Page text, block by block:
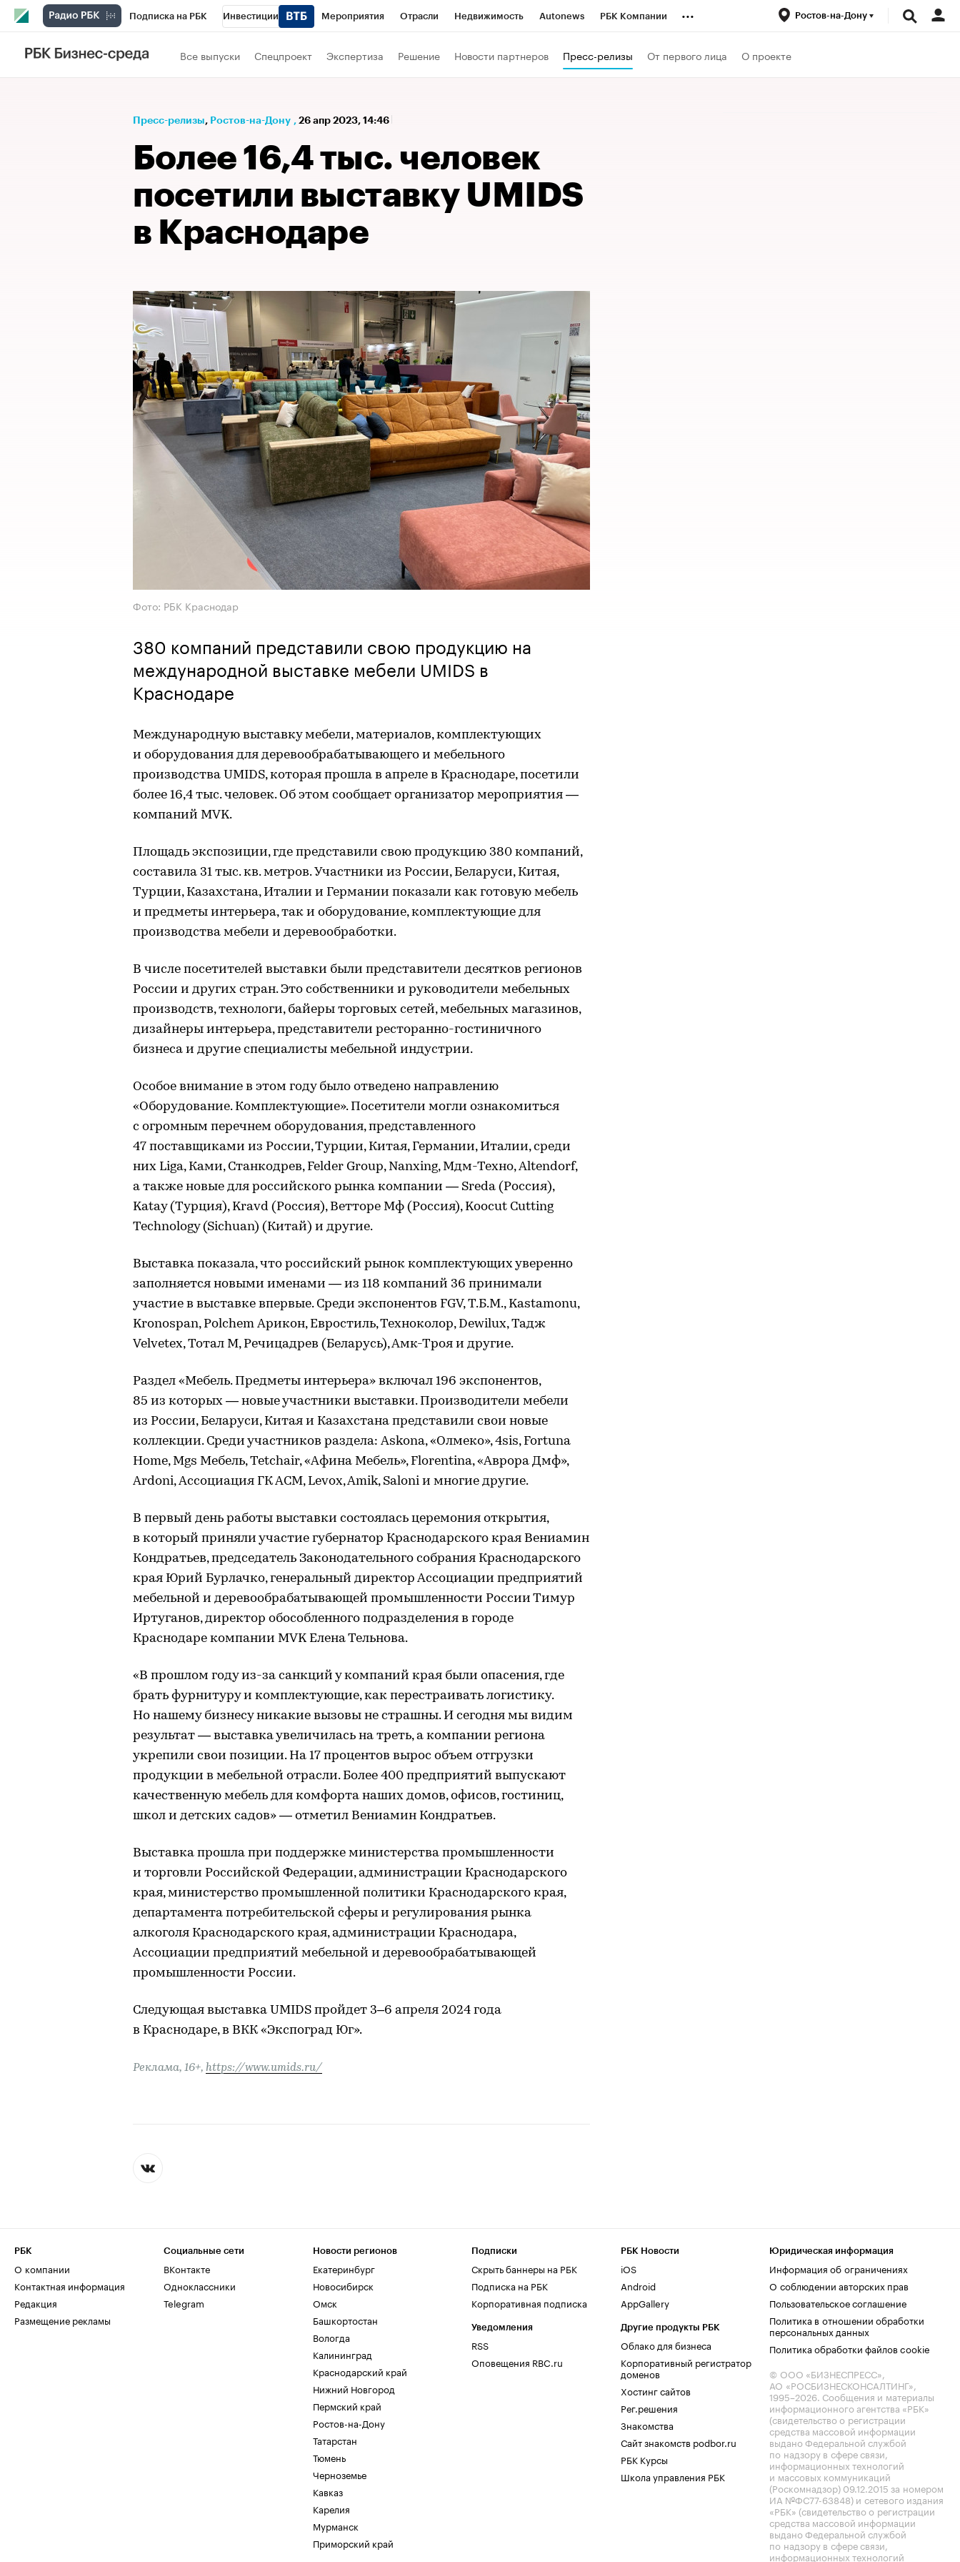
Подписка на РБК Инвестиции Мероприятия Отрасли Недвижимость Autonews РБК Компании
Телеканал
Спецпроекты Проверка контрагентов
... Ростов-на-Дону
Все выпуски Спецпроект Экспертиза Решение Новости партнеров Пресс-релизы От первого лица О проекте
Пресс-релизы⁠, Ростов-на-Дону , 26 апр 2023, 14:46
Более 16,4 тыс. человек
посетили выставку UMIDS
в Краснодаре
Фото: РБК Краснодар
380 компаний представили свою продукцию на
международной выставке мебели UMIDS в
Краснодаре
Международную выставку мебели, материалов, комплектующих
и оборудования для деревообрабатывающего и мебельного
производства UMIDS, которая прошла в апреле в Краснодаре, посетили
более 16,4 тыс. человек. Об этом сообщает организатор мероприятия —
компаний MVK.
Площадь экспозиции, где представили свою продукцию 380 компаний,
составила 31 тыс. кв. метров. Участники из России, Беларуси, Китая,
Турции, Казахстана, Италии и Германии показали как готовую мебель
и предметы интерьера, так и оборудование, комплектующие для
производства мебели и деревообработки.
В числе посетителей выставки были представители десятков регионов
России и других стран. Это собственники и руководители мебельных
производств, технологи, байеры торговых сетей, мебельных магазинов,
дизайнеры интерьера, представители ресторанно-гостиничного
бизнеса и другие специалисты мебельной индустрии.
Особое внимание в этом году было отведено направлению
«Оборудование. Комплектующие». Посетители могли ознакомиться
с огромным перечнем оборудования, представленного
47 поставщиками из России, Турции, Китая, Германии, Италии, среди
них Liga, Ками, Станкодрев, Felder Group, Nanxing, Мдм-Техно, Altendorf,
а также новые для российского рынка компании — Sreda (Россия),
Katay (Турция), Kravd (Россия), Ветторе Мф (Россия), Koocut Cutting
Technology (Sichuan) (Китай) и другие.
Выставка показала, что российский рынок комплектующих уверенно
заполняется новыми именами — из 118 компаний 36 принимали
участие в выставке впервые. Среди экспонентов FGV, Т.Б.М., Kastamonu,
Kronospan, Polchem Арикон, Евростиль, Техноколор, Dewilux, Тадж
Velvetex, Тотал М, Речицадрев (Беларусь), Амк-Троя и другие.
Раздел «Мебель. Предметы интерьера» включал 196 экспонентов,
85 из которых — новые участники выставки. Производители мебели
из России, Беларуси, Китая и Казахстана представили свои новые
коллекции. Среди участников раздела: Askona, «Олмеко», 4sis, Fortuna
Home, Mgs Мебель, Tetchair, «Афина Мебель», Florentina, «Аврора Дмф»,
Ardoni, Ассоциация ГК АСМ, Levox, Amik, Saloni и многие другие.
В первый день работы выставки состоялась церемония открытия,
в который приняли участие губернатор Краснодарского края Вениамин
Кондратьев, председатель Законодательного собрания Краснодарского
края Юрий Бурлачко, генеральный директор Ассоциации предприятий
мебельной и деревообрабатывающей промышленности России Тимур
Иртуганов, директор обособленного подразделения в городе
Краснодаре компании MVK Елена Тельнова.
«В прошлом году из-за санкций у компаний края были опасения, где
брать фурнитуру и комплектующие, как перестраивать логистику.
Но нашему бизнесу никакие вызовы не страшны. И сегодня мы видим
результат — выставка увеличилась на треть, а компании региона
укрепили свои позиции. На 17 процентов вырос объем отгрузки
продукции в мебельной отрасли. Более 400 предприятий выпускают
качественную мебель для комфорта наших домов, офисов, гостиниц,
школ и детских садов» — отметил Вениамин Кондратьев.
Выставка прошла при поддержке министерства промышленности
и торговли Российской Федерации, администрации Краснодарского
края, министерство промышленной политики Краснодарского края,
департамента потребительской сферы и регулирования рынка
алкоголя Краснодарского края, администрации Краснодара,
Ассоциации предприятий мебельной и деревообрабатывающей
промышленности России.
Следующая выставка UMIDS пройдет 3–6 апреля 2024 года
в Краснодаре, в ВКК «Экспоград Юг».
Реклама, 16+, https://www.umids.ru/
РБК
О компании
Контактная информация
Редакция
Размещение рекламы
Социальные сети
ВКонтакте
Одноклассники
Telegram
Новости регионов
Екатеринбург
Новосибирск
Омск
Башкортостан
Вологда
Калининград
Краснодарский край
Нижний Новгород
Пермский край
Ростов-на-Дону
Татарстан
Тюмень
Черноземье
Кавказ
Карелия
Мурманск
Приморский край
Подписки
Скрыть баннеры на РБК
Подписка на РБК
Корпоративная подписка
Уведомления
RSS
Оповещения RBC.ru
РБК Новости
iOS
Android
AppGallery
Другие продукты РБК
Облако для бизнеса
Корпоративный регистратор
доменов
Хостинг сайтов
Рег.решения
Знакомства
Сайт знакомств podbor.ru
РБК Курсы
Школа управления РБК
Юридическая информация
Информация об ограничениях
О соблюдении авторских прав
Пользовательское соглашение
Политика в отношении обработки
персональных данных
Политика обработки файлов cookie
© ООО «БИЗНЕСПРЕСС»,
АО «РОСБИЗНЕСКОНСАЛТИНГ»,
1995–2026. Сообщения и материалы
информационного агентства «РБК»
(свидетельство о регистрации
средства массовой информации
выдано Федеральной службой
по надзору в сфере связи,
информационных технологий
и массовых коммуникаций
(Роскомнадзор) 09.12.2015 за номером
ИА №ФС77-63848) и сетевого издания
«РБК» (свидетельство о регистрации
средства массовой информации
выдано Федеральной службой
по надзору в сфере связи,
информационных технологий